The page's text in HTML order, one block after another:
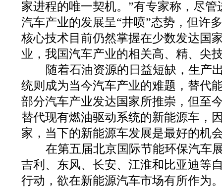
家进程的唯一契机。”有专家称，尽
汽车产业的发展呈“井喷”态势，但许
核心技术目前仍然掌握在少数发达国
业，我国汽车产业的相关高、精、尖
随着石油资源的日益短缺，生产
统则成为当今汽车产业的难题，替代
部分汽车产业发达国家所推崇，但至
替代现有燃油驱动系统的新能源车，
家，当下的新能源车发展是最好的机
在第五届北京国际节能环保汽车
吉利、东风、长安、江淮和比亚迪等
行动，欲在新能源汽车市场有所作为